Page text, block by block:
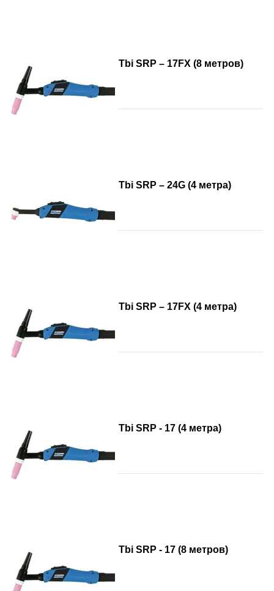
Tbi SRP – 17FX (8 метров)
Tbi SRP – 24G (4 метра)
Tbi SRP – 17FX (4 метра)
Tbi SRP - 17 (4 метра)
Tbi SRP - 17 (8 метров)